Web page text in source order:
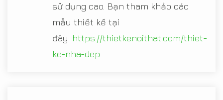
sử dụng cao. Bạn tham khảo các
mẫu thiết kế tại
đây: https://thietkenoithat.com/thiet-
ke-nha-dep